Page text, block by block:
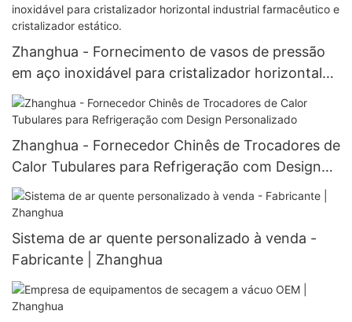
Zhanghua - Fornecimento de vasos de pressão
em aço inoxidável para cristalizador horizontal
industrial farmacêutico e cristalizador estático.
Zhanghua - Fornecedor Chinês de Trocadores de
Calor Tubulares para Refrigeração com Design
Personalizado
Sistema de ar quente personalizado à venda -
Fabricante | Zhanghua